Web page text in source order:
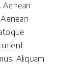
Aliquam